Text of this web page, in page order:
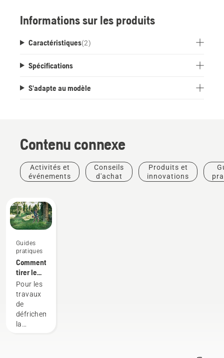
Informations sur les produits
Caractéristiques(2)
Spécifications
S'adapte au modèle
Contenu connexe
Activités et
événements
Conseils
d'achat
Produits et
innovations
Guides
pratiques
Comment
tirer le
meilleur
parti de
votre
débroussailleuse
Pour les
travaux
de
défrichement,
la